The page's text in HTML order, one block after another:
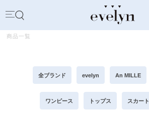
商品一覧
全ブランド evelyn An MILLE
ワンピース トップス スカート